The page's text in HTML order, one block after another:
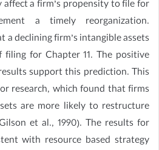
a firm’s propensity to file for
a timely reorganization.
a declining firm’s intangible assets
for Chapter 11. The positive
support this prediction. This
research, which found that firms
are more likely to restructure
et al., 1990). The results for
with resource based strategy